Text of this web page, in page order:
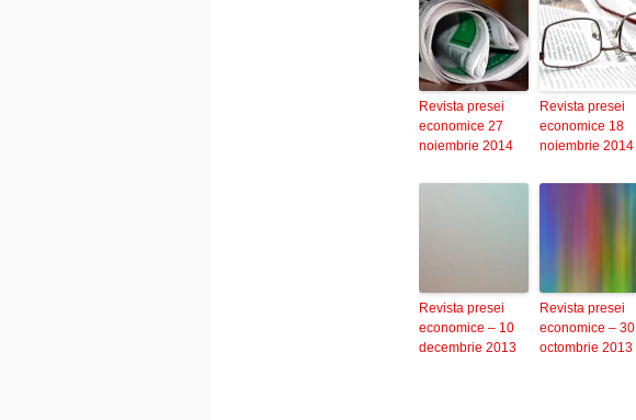
Revista presei
economice 27
noiembrie 2014
Revista presei
economice 18
noiembrie 2014
Revista presei
economice – 10
decembrie 2013
Revista presei
economice – 30
octombrie 2013